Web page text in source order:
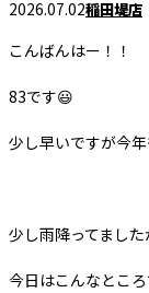
2026.07.02稲田堤店
こんばんはー！！
83です😃
少し早いですが今
少し雨降ってまし
今日はこんなとこ